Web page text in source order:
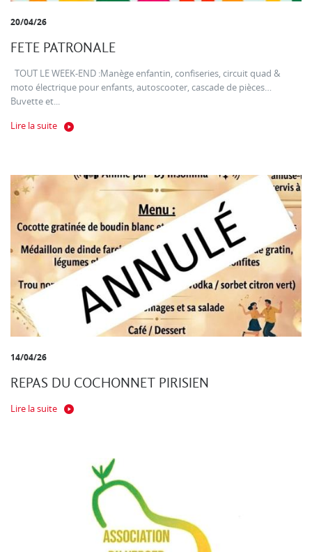
20/04/26
FETE PATRONALE
TOUT LE WEEK-END :Manège enfantin, confiseries, circuit quad &
moto électrique pour enfants, autoscooter, cascade de pièces…
Buvette et...
Lire la suite
14/04/26
REPAS DU COCHONNET PIRISIEN
Lire la suite